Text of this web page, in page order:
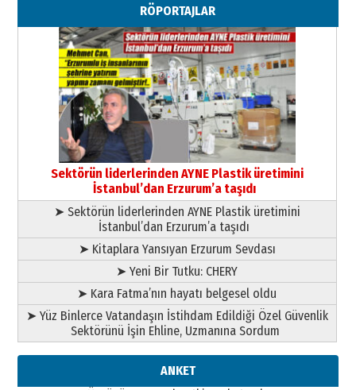
”Reisimiz” idi… Hakka yürüdü.!
26 Mart 2026 Perşembe
Cem Bakırcı
Ardında bıraktığı hatıralarıyla
gönül adamı Faruk Terzioğlu!
13 Mayıs 2026 Çarşamba
Esat BİNDESEN
Başkan Sekmen’den Erzurum’a
bir vizyon proje daha!
02 Ağustos 2026 Pazar
RÖPORTAJLAR
Sektörün liderlerinden AYNE Plastik üretimini
İstanbul’dan Erzurum’a taşıdı
➤ Sektörün liderlerinden AYNE Plastik üretimini
İstanbul’dan Erzurum’a taşıdı
➤ Kitaplara Yansıyan Erzurum Sevdası
➤ Yeni Bir Tutku: CHERY
➤ Kara Fatma’nın hayatı belgesel oldu
➤ Yüz Binlerce Vatandaşın İstihdam Edildiği Özel Güvenlik
Sektörünü İşin Ehline, Uzmanına Sordum
ANKET